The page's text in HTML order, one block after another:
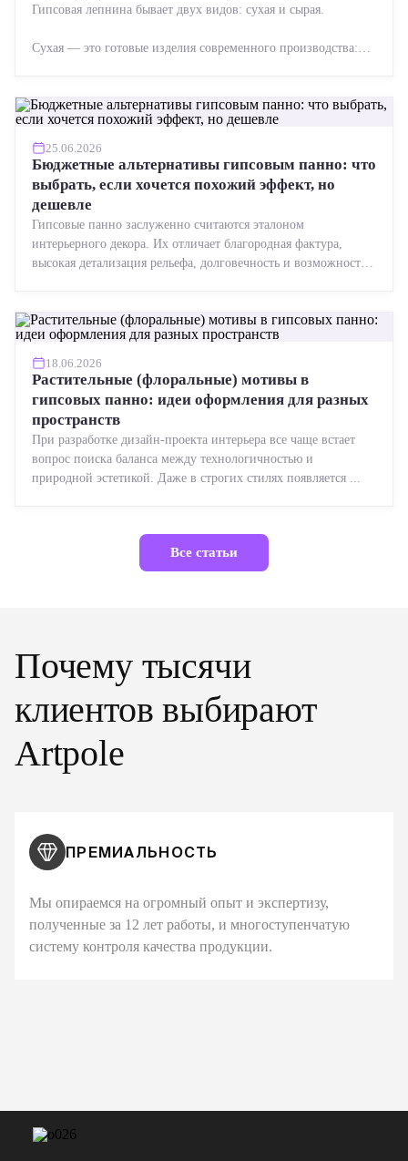
Гипсовая лепнина бывает двух видов: сухая и сырая.
Сухая — это готовые изделия современного производства:
25.06.2026
Бюджетные альтернативы гипсовым панно: что
выбрать, если хочется похожий эффект, но
дешевле
Гипсовые панно заслуженно считаются эталоном
интерьерного декора. Их отличает благородная фактура,
высокая детализация рельефа, долговечность и возможность
18.06.2026
Растительные (флоральные) мотивы в
гипсовых панно: идеи оформления для разных
пространств
При разработке дизайн-проекта интерьера все чаще встает
вопрос поиска баланса между технологичностью и
природной эстетикой. Даже в строгих стилях появляется ...
Все статьи
Почему тысячи
клиентов выбирают
Artpole
ПРЕМИАЛЬНОСТЬ
Мы опираемся на огромный опыт и экспертизу,
полученные за 12 лет работы, и многоступенчатую
систему контроля качества продукции.